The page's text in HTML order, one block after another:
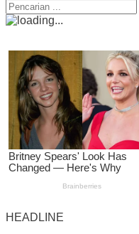
HEADLINE